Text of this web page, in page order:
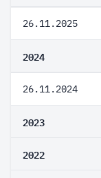
26.11.2025
2024
26.11.2024
2023
2022